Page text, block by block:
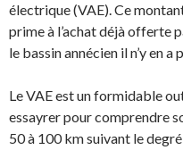
électrique (VAE). Ce
prime à l’achat déjà offerte
le bassin annécien il n’y en a
Le VAE est un formidable
essayrer pour comprendre
50 à 100 km suivant le